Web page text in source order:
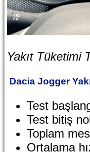
Yakıt Tüketimi
Dacia Jogger
Test
Test bitiş
Toplam
Ortalama